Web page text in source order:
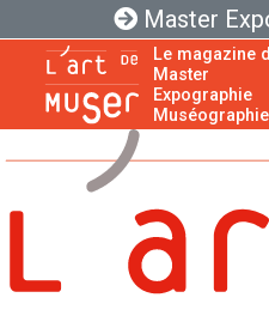
Master
Le magazine
Master
Expographie
Muséographie